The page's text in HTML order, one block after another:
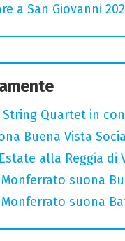
a San Giovanni
Quartet in
Buena Vista
alla Reggia
Monferrato suona
Monferrato suona